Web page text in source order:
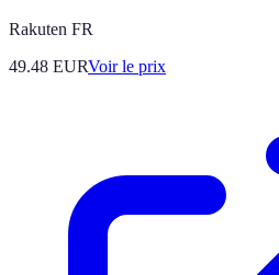
Rakuten FR
49.48 EURVoir le prix